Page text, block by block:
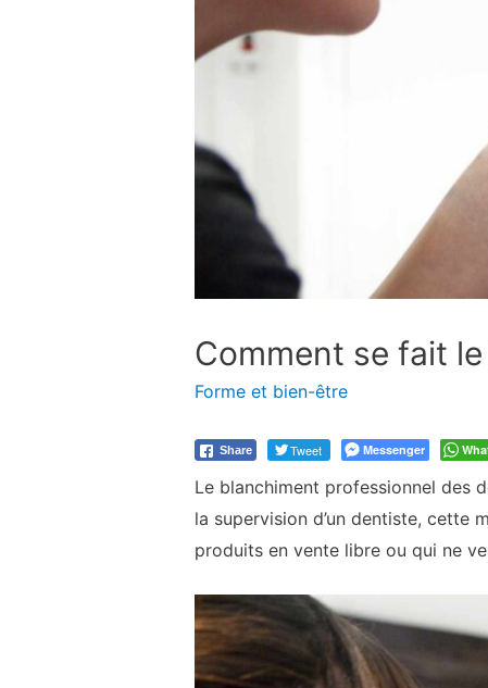
Comment se fait
Forme et bien-être
Share Tweet Messenger
Le blanchiment professionnel des
la supervision d’un dentiste, cette
produits en vente libre ou qui ne